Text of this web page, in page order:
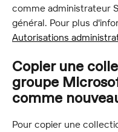
comme administrateur
général. Pour plus
Autorisations
Copier une
groupe
comme
Pour copier une